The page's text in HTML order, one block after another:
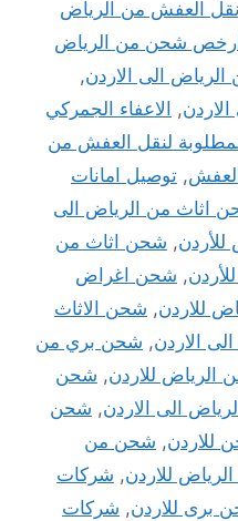
نقل العفش من الرياض
ارخص شحن من الرياض
الى الاردن,
,
الاعفاء الجمركي
المطلوبة لنقل العفش من
, توصيل امانات
اثاث من الرياض الى
, شحن اثاث من
, شحن اغراض
للاردن, شحن الاثاث
الاردن, شحن بري من
الرياض للاردن, شحن
الى الاردن, شحن
للاردن, شحن من
للاردن, شركات
برى للاردن, شركات